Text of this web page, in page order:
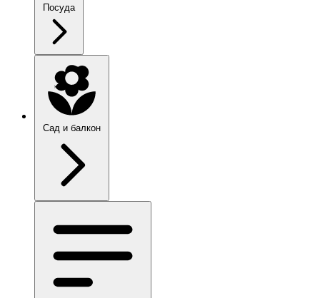
Посуда
Сад и балкон